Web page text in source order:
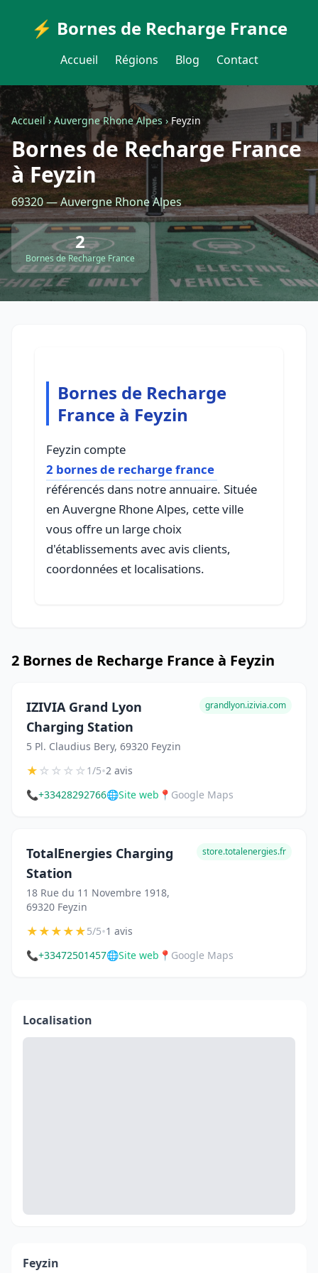
⚡ Bornes de Recharge France
Accueil Régions Blog Contact
Accueil›Auvergne Rhone Alpes›Feyzin
Bornes de Recharge France
à Feyzin
69320 — Auvergne Rhone Alpes
2
Bornes de Recharge France
Bornes de Recharge
France à Feyzin
Feyzin compte
2 bornes de recharge france
référencés dans notre annuaire. Située
en Auvergne Rhone Alpes, cette ville
vous offre un large choix
d'établissements avec avis clients,
coordonnées et localisations.
2 Bornes de Recharge France à Feyzin
IZIVIA Grand Lyon
Charging Station
5 Pl. Claudius Bery, 69320 Feyzin
grandlyon.izivia.com
★☆☆☆☆1/5•2 avis
📞+33428292766🌐Site web 📍 Google Maps
TotalEnergies Charging
Station
18 Rue du 11 Novembre 1918,
69320 Feyzin
store.totalenergies.fr
★★★★★5/5•1 avis
📞+33472501457🌐Site web 📍 Google Maps
Localisation
Feyzin